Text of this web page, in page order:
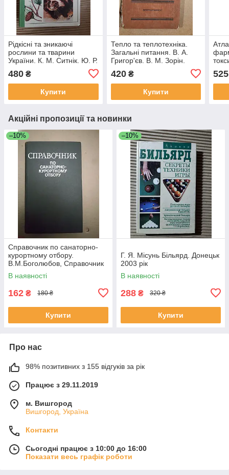
Рідкісні та зникаючі
рослини та тварини
України. К. М. Ситнік. Ю. Р.
Топачевський. В. Д.
Романенко
480 ₴
Купити
Тепло та теплотехніка.
Загальні питання. В. А.
Григор'єв. В. М. Зорін.
420₴
Купити
Kyiv
525
Акційні пропозиції та новинки
–10%
Справочник по санаторно-
курортному отбору.
В.М.Боголюбов, Справочник
по санаторно-курортному
отбору.
В наявності
162 ₴ 180 ₴
Купити
–10%
Г. Я. Місунь Більярд. Донецьк
2003 рік
В наявності
288 ₴ 320 ₴
Купити
Про нас
98% позитивних з 155 відгуків за рік
Працює з 29.11.2019
м. Вишгород
Вишгород, Україна
Контакти
Сьогодні працює з 10:00 до 16:00
Показати весь графік роботи